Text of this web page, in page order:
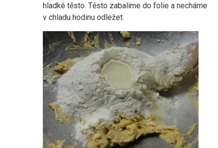
hladké těsto. Těsto zabalíme do folie a necháme
v chladu hodinu odležet.